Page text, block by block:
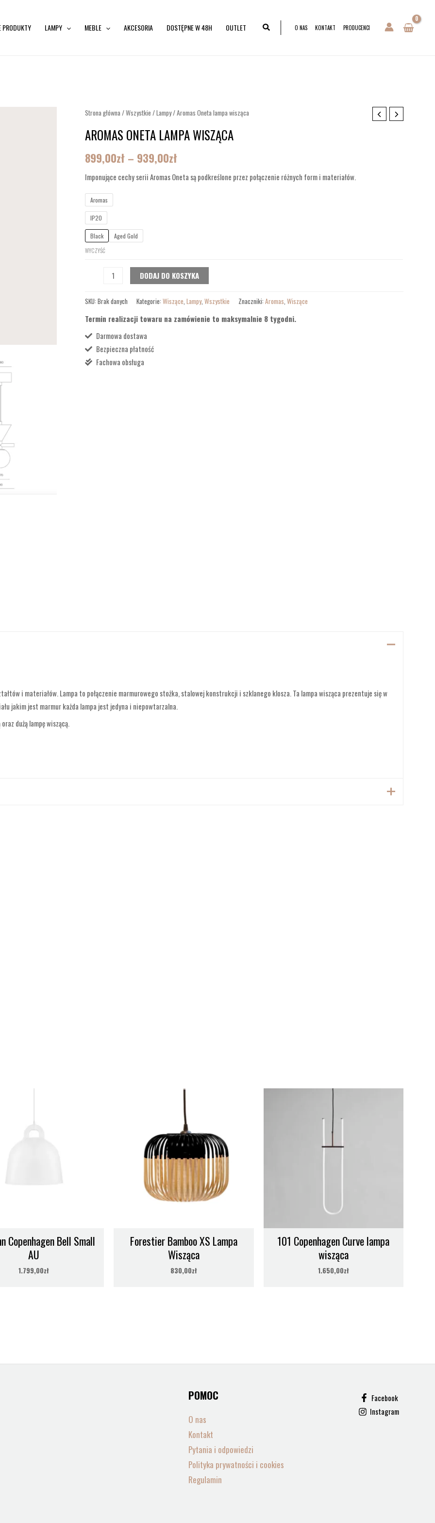
PRODUKTY LAMPY MEBLE AKCESORIA DOSTĘPNE W 48H OUTLET O NAS KONTAKT PRODUCENCI
Strona główna/Wszystkie /Lampy/ Aromas Oneta lampa wisząca
AROMAS ONETA LAMPA WISZĄCA
899,00zł – 939,00zł
Zakres
cen:
od
899,00zł
Imponujące cechy serii Aromas Oneta są podkreślone przez połączenie różnych form i materiałów.
Aromas
IP20
Black Aged Gold
WYCZYŚĆ
ilość
Oneta
lampa
wisząca
DODAJ DO KOSZYKA
SKU:Brak danych Kategorie:Wiszące ,Lampy,Wszystkie Znaczniki:Aromas ,Wiszące
Termin realizacji towaru na zamówienie to maksymalnie 8 tygodni.
Darmowa dostawa
Bezpieczna płatność
Fachowa obsługa
i materiałów. Lampa to połączenie marmurowego stożka, stalowej konstrukcji i szklanego klosza. Ta lampa wisząca prezentuje się w
jakim jest marmur każda lampa jest jedyna i niepowtarzalna.
dużą lampę wiszącą.
Copenhagen Bell Small
AU
1.799,00zł
Forestier Bamboo XS Lampa
Wisząca
830,00zł
101 Copenhagen Curve lampa
wisząca
1.650,00zł
POMOC
O nas
Kontakt
Pytania i odpowiedzi
Polityka prywatności i cookies
Regulamin
Facebook
Instagram